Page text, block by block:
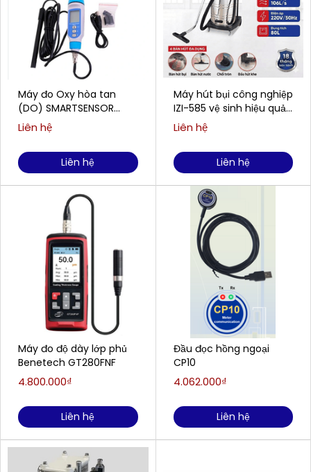
Máy đo Oxy hòa tan
(DO) SMARTSENSOR
AR8210 (0,00 ~ 20,00
Liên hệ
Liên hệ
Máy đo độ dày lớp phủ
Benetech GT280FNF
4.800.000₫
Liên hệ
Máy hút bụi công nghiệp
IZI-585 vệ sinh hiệu quả
cho doanh nghiệp
Liên hệ
Liên hệ
Đầu đọc hồng ngoại
CP10
4.062.000₫
Liên hệ